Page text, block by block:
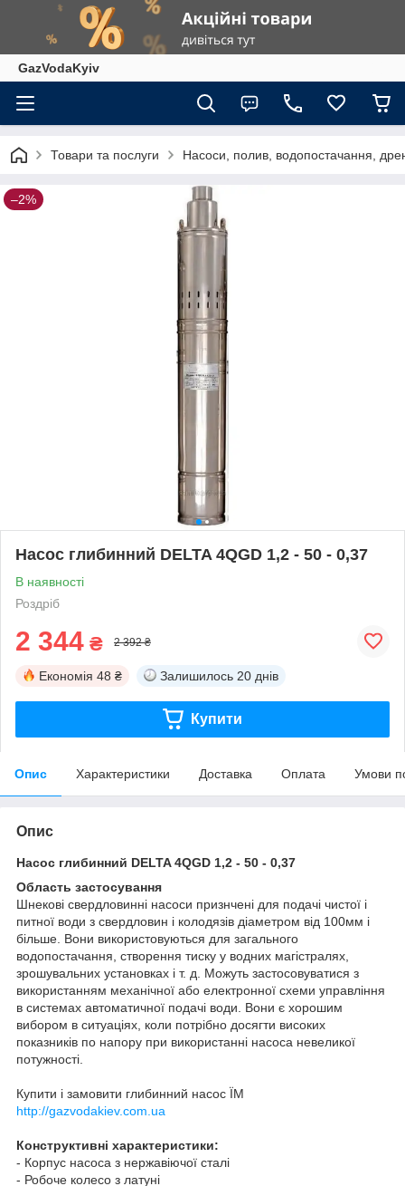
GazVodaKyiv
Товари та послуги Насоси, полив, водопостачання,
–2%
Насос глибинний DELTA 4QGD 1,2 - 50 - 0,37
В наявності
Роздріб
2 344 ₴ 2 392 ₴
Економія 48 ₴ Залишилось 20 днів
Купити
Опис Характеристики Доставка Оплата Умови
Опис
Насос глибинний DELTA 4QGD 1,2 - 50 - 0,37
Область застосування
Шнекові свердловинні насоси признчені для подачі чистої і
питної води з свердловин і колодязів діаметром від 100мм і
більше. Вони використовуються для загального
водопостачання, створення тиску у водних магістралях,
зрошувальних установках і т. д. Можуть застосовуватися з
використанням механічної або електронної схеми управління
в системах автоматичної подачі води. Вони є хорошим
вибором в ситуаціях, коли потрібно досягти високих
показників по напору при використанні насоса невеликої
потужності.
Купити і замовити глибинний насос ЇМ
http://gazvodakiev.com.ua
Конструктивні характеристики:
- Корпус насоса з нержавіючої сталі
- Робоче колесо з латуні